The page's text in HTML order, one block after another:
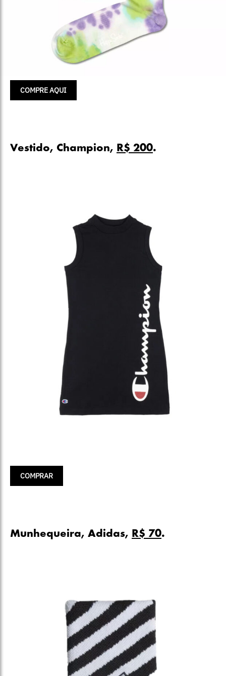
COMPRE AQUI
Vestido, Champion, R$ 200.
COMPRAR
Munhequeira, Adidas, R$ 70.